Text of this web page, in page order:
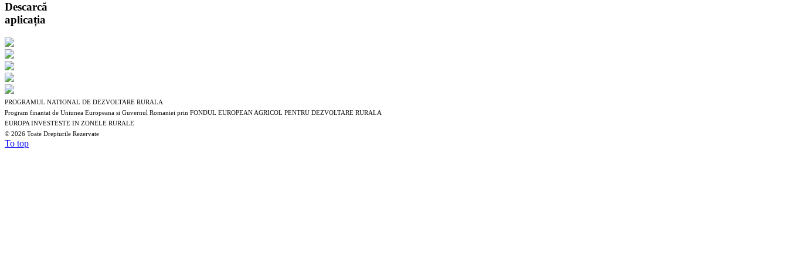
Descarcă
aplicația
PROGRAMUL NATIONAL DE DEZVOLTARE RURALA
Program finantat de Uniunea Europeana si Guvernul Romaniei prin FONDUL EUROPEAN AGRICOL PENTRU DEZVOLTARE RURALA
EUROPA INVESTESTE IN ZONELE RURALE
© 2026 Toate Drepturile Rezervate
To top